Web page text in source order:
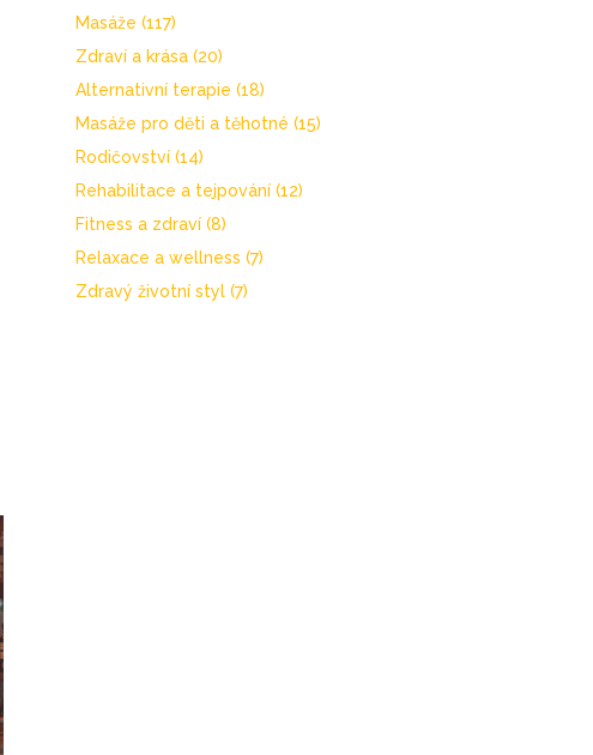
Masáže (117)
Zdraví a krása (20)
Alternativní terapie (18)
Masáže pro děti a těhotné (15)
Rodičovství (14)
Rehabilitace a tejpování (12)
Fitness a zdraví (8)
Relaxace a wellness (7)
Zdravý životní styl (7)